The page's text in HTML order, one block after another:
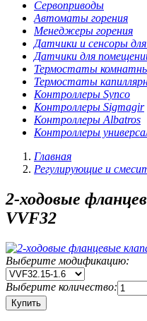
Сервоприводы
Автоматы горения
Менеджеры горения
Датчики и сенсоры для
Датчики для
Термостаты
Термостаты
Контроллеры Synco
Контроллеры Sigmagir
Контроллеры Albatros
Контроллеры
Главная
Регулирующие и
2-ходовые
VVF32
Выберите модификацию:
Выберите количество: